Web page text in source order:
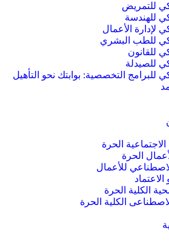
للتمريض
للهندسة
لإدارة الأعمال
للطب البشري
للقانون
للصيدلة
للبرامج التخصصية: بوابتك نحو التأهيل
الحرة
الحرة
للأعمال
الكلية الحرة
الكلية الحرة